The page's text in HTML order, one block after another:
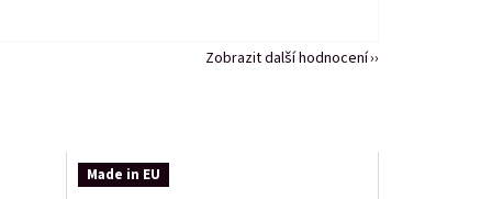
Made in EU
Zobrazit další hodnocení